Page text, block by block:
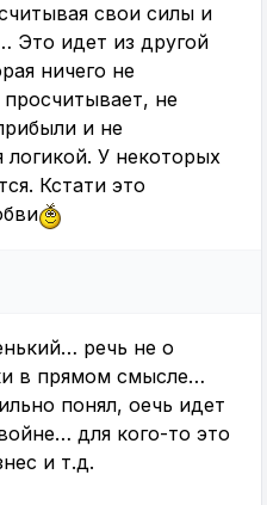
свои силы и
Это идет из другой
ничего не
не
и не
логикой. У некоторых
Кстати это
речь не о
в прямом смысле…
понял, оечь идет
для кого-то это
и т.д.